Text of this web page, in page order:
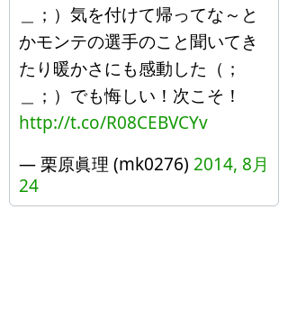
＿；）気を付けて帰ってな～と
かモンテの選手のこと聞いてき
たり暖かさにも感動した（；
＿；）でも悔しい！次こそ！
http://t.co/R08CEBVCYv
— 栗原眞理 (mk0276) 2014, 8月
24